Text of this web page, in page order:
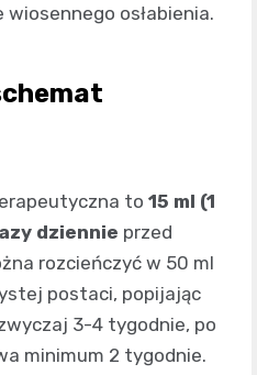
osłabienia.
to 15 ml (1
dziennie przed
rozcieńczyć w 50 ml
postaci, popijając
3-4 tygodnie, po
minimum 2 tygodnie.